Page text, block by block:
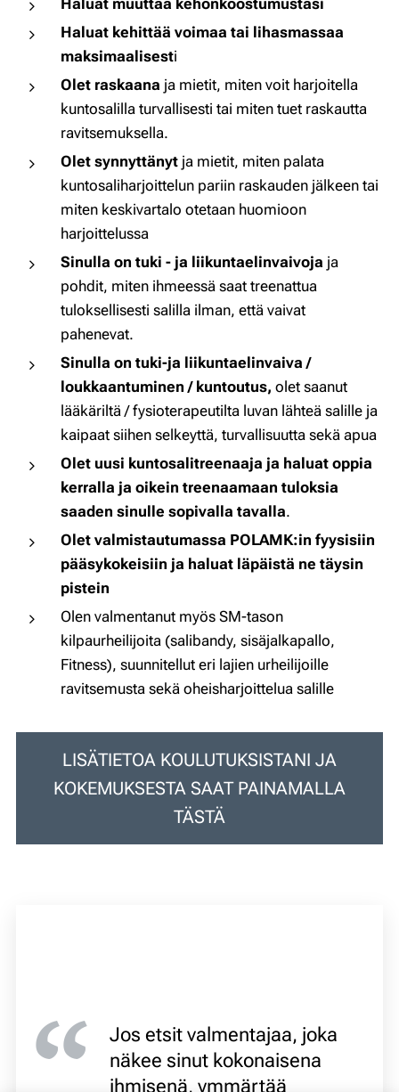
Haluat muuttaa kehonkoostumustasi
Haluat kehittää voimaa tai lihasmassaa
maksimaalisesti
Olet raskaana ja mietit, miten voit harjoitella
kuntosalilla turvallisesti tai miten tuet raskautta
ravitsemuksella.
Olet synnyttänyt ja mietit, miten palata
kuntosaliharjoittelun pariin raskauden jälkeen tai
miten keskivartalo otetaan huomioon
harjoittelussa
Sinulla on tuki - ja liikuntaelinvaivoja ja
pohdit, miten ihmeessä saat treenattua
tuloksellisesti salilla ilman, että vaivat
pahenevat.
Sinulla on tuki-ja liikuntaelinvaiva /
loukkaantuminen / kuntoutus, olet saanut
lääkäriltä / fysioterapeutilta luvan lähteä salille ja
kaipaat siihen selkeyttä, turvallisuutta sekä apua
Olet uusi kuntosalitreenaaja ja haluat oppia
kerralla ja oikein treenaamaan tuloksia
saaden sinulle sopivalla tavalla.
Olet valmistautumassa POLAMK:in fyysisiin
pääsykokeisiin ja haluat läpäistä ne täysin
pistein
Olen valmentanut myös SM-tason
kilpaurheilijoita (salibandy, sisäjalkapallo,
Fitness), suunnitellut eri lajien urheilijoille
ravitsemusta sekä oheisharjoittelua salille
LISÄTIETOA KOULUTUKSISTANI JA
KOKEMUKSESTA SAAT PAINAMALLA
TÄSTÄ
Jos etsit valmentajaa, joka
näkee sinut kokonaisena
ihmisenä, ymmärtää